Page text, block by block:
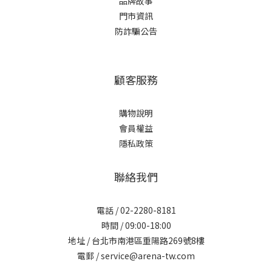
門市資訊
防詐騙公告
顧客服務
購物說明
會員權益
隱私政策
聯絡我們
電話 / 02-2280-8181
時間 / 09:00-18:00
地址 / 台北市南港區重陽路269號8樓
電郵 / service@arena-tw.com